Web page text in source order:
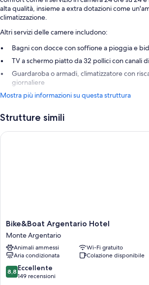
alta qualità, insieme a extra dotazioni come
climatizzazione.
Altri servizi delle camere includono:
Bagni con docce con soffione a pioggia e
TV a schermo piatto da 32 pollici con canali
Guardaroba o armadi, climatizzatore con
giornaliere
Mostra più informazioni su questa struttura
Strutture simili
Bike&Boat
Argentario
Hotel
Monte
Argentario
Bike&Boat Argentario Hotel
Monte Argentario
Animali ammessi
Wi-Fi gratuito
Aria condizionata
Colazione disponibile
8.8
su
8,8 Eccellente
149 recensioni
Bike&Boat Argentario Hotel